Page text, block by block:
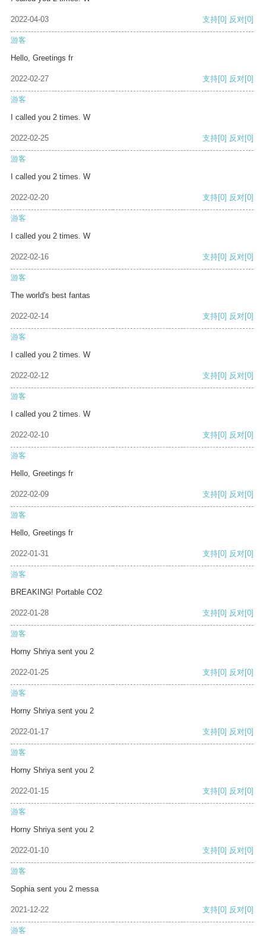
2022-04-03 支持[0] 反对[0]
游客
Hello, Greetings fr
2022-02-27 支持[0] 反对[0]
游客
I called you 2 times. W
2022-02-25 支持[0] 反对[0]
游客
I called you 2 times. W
2022-02-20 支持[0] 反对[0]
游客
I called you 2 times. W
2022-02-16 支持[0] 反对[0]
游客
The world's best fantas
2022-02-14 支持[0] 反对[0]
游客
I called you 2 times. W
2022-02-12 支持[0] 反对[0]
游客
I called you 2 times. W
2022-02-10 支持[0] 反对[0]
游客
Hello, Greetings fr
2022-02-09 支持[0] 反对[0]
游客
Hello, Greetings fr
2022-01-31 支持[0] 反对[0]
游客
BREAKING! Portable CO2
2022-01-28 支持[0] 反对[0]
游客
Horny Shriya sent you 2
2022-01-25 支持[0] 反对[0]
游客
Horny Shriya sent you 2
2022-01-17 支持[0] 反对[0]
游客
Horny Shriya sent you 2
2022-01-15 支持[0] 反对[0]
游客
Horny Shriya sent you 2
2022-01-10 支持[0] 反对[0]
游客
Sophia sent you 2 messa
2021-12-22 支持[0] 反对[0]
游客